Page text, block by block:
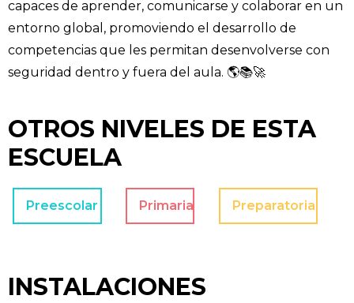
capaces de aprender, comunicarse y colaborar en un
entorno global, promoviendo el desarrollo de
competencias que les permitan desenvolverse con
seguridad dentro y fuera del aula. 🌎📚🚀
OTROS NIVELES DE ESTA
ESCUELA
Preescolar Primaria Preparatoria
INSTALACIONES